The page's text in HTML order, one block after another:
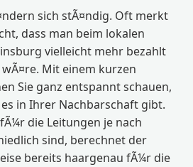
sich stÃ¤ndig. Oft merkt
dass man beim lokalen
vielleicht mehr bezahlt
Mit einem kurzen
Sie ganz entspannt schauen,
in Ihrer Nachbarschaft gibt.
die Leitungen je nach
sind, berechnet der
bereits haargenau fÃ¼r die